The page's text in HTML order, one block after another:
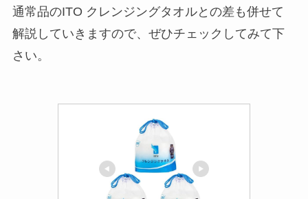
通常品のITO クレンジングタオルとの差も併せて
解説していきますので、ぜひチェックしてみて下
さい。